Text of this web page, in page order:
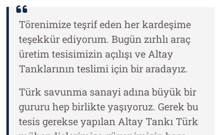
Törenimize teşrif eden her kardeşime
teşekkür ediyorum. Bugün zırhlı araç
üretim tesisimizin açılışı ve Altay
Tanklarının teslimi için bir aradayız.
Türk savunma sanayi adına büyük bir
gururu hep birlikte yaşıyoruz. Gerek bu
tesis gerekse yapılan Altay Tankı Türk